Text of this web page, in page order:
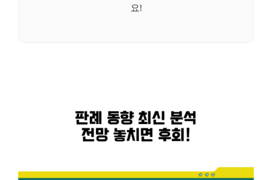
요!